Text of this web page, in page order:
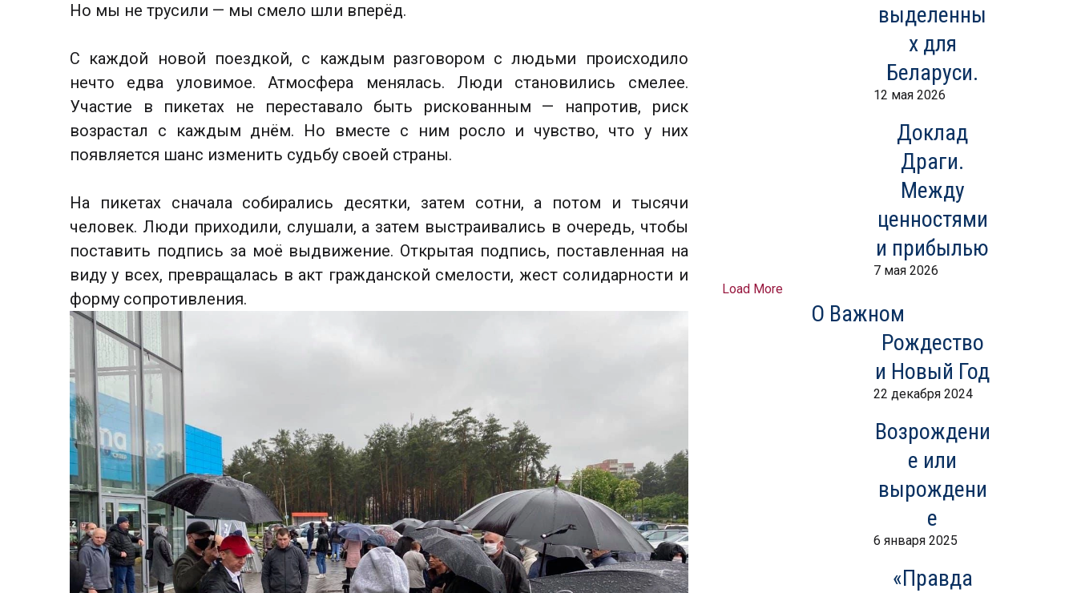
Но мы не трусили — мы смело шли вперёд.
С каждой новой поездкой, с каждым разговором с людьми происходило
нечто едва уловимое. Атмосфера менялась. Люди становились смелее.
Участие в пикетах не переставало быть рискованным — напротив, риск
возрастал с каждым днём. Но вместе с ним росло и чувство, что у них
появляется шанс изменить судьбу своей страны.
На пикетах сначала собирались десятки, затем сотни, а потом и тысячи
человек. Люди приходили, слушали, а затем выстраивались в очередь, чтобы
поставить подпись за моё выдвижение. Открытая подпись, поставленная на
виду у всех, превращалась в акт гражданской смелости, жест солидарности и
форму сопротивления.
выделенны
х для
Беларуси.
12 мая 2026
Доклад
Драги.
Между
ценностями
и прибылью
7 мая 2026
Load More
О Важном
Рождество
и Новый Год
22 декабря 2024
Возрождени
е или
вырождени
е
6 января 2025
«Правда